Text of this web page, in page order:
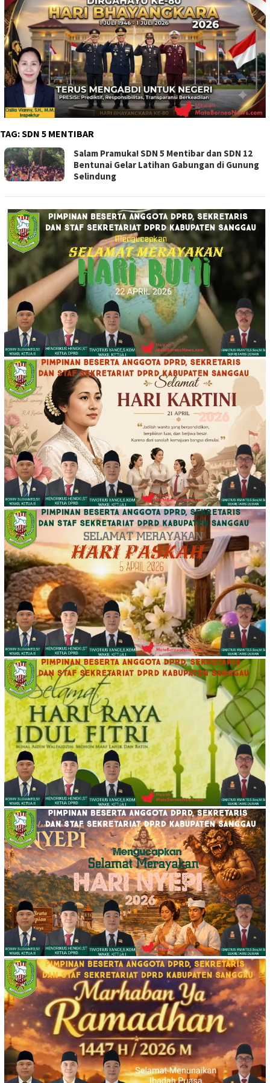
TAG:SDN 5 MENTIBAR
Salam Pramuka! SDN 5 Mentibar dan SDN 12
Bentunai Gelar Latihan Gabungan di Gunung
Selindung